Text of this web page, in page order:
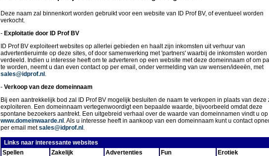
Deze naam zal binnenkort worden gebruikt voor een website van ID Prof BV, of eventueel worden
verkocht.
- Exploitatie door ID Prof BV
ID Prof BV exploiteert websites op allerlei gebieden en haalt zijn inkomsten uit verhuur van
advertentieruimte op deze sites, of door samenwerking met 'partners' waarbij de inkomsten worden
verdeeld. Indien u interesse heeft om te adverteren op een website met deze domeinnaam of om
te worden, neemt u dan even contact op per email, onder vermelding van uw wensen/ideeën, met
sales@idprof.nl .
- Verkoop van deze domeinnaam
Bij een aantrekkelijk bod zal ID Prof BV mogelijk besluiten de naam te verkopen in plaats van deze
exploiteren. Een domeinnaam vertegenwoordigt een bepaalde waarde, bijvoorbeeld omdat deze
spontane bezoekers aantrekt. Een uitgebreid verhaal over de waarde van domeinnamen vindt u op
www.domeinwaarde.nl . Als u interesse heeft in aankoop van een domeinnaam kunt u contact
per email metsales@idprof.nl .
Links naar interessante websites
Spellen
Zakelijk Advertenties Fun Erotiek